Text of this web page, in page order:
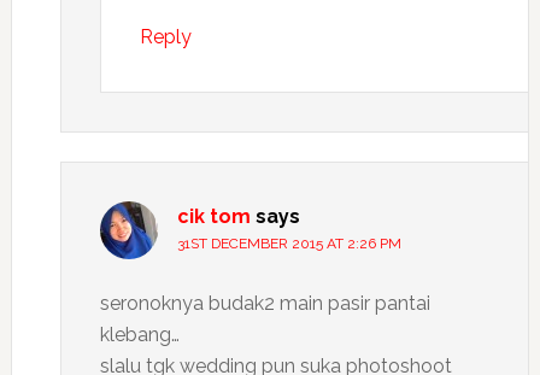
Reply
cik tom says
31ST DECEMBER 2015 AT 2:26 PM
seronoknya budak2 main pasir pantai
klebang…
slalu tgk wedding pun suka photoshoot